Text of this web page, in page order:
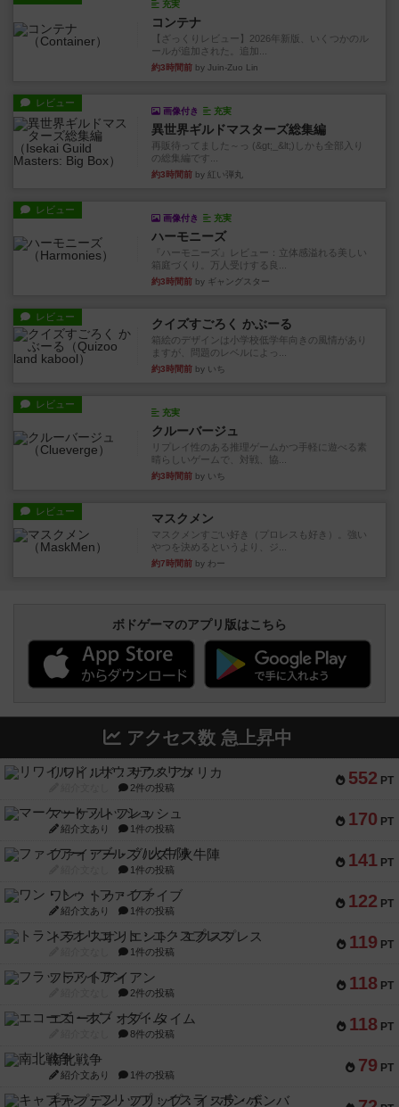
充実
コンテナ
【ざっくりレビュー】2026年新版、いくつかのル
ールが追加された。追加...
約3時間前 by Juin-Zuo Lin
レビュー
画像付き 充実
異世界ギルドマスターズ総集編
再販待ってました～っ (&gt;_&lt;)しかも全部入り
の総集編です...
約3時間前 by 紅い弾丸
レビュー
画像付き 充実
ハーモニーズ
『ハーモニーズ』レビュー：立体感溢れる美しい
箱庭づくり。万人受けする良...
約3時間前 by ギャングスター
レビュー クイズすごろく かぶーる
箱絵のデザインは小学校低学年向きの風情があり
ますが、問題のレベルによっ...
約3時間前 by いち
レビュー
充実
クルーバージュ
リプレイ性のある推理ゲームかつ手軽に遊べる素
晴らしいゲームで、対戦、協...
約3時間前 by いち
レビュー マスクメン
マスクメンすごい好き（プロレスも好き）。強い
やつを決めるというより、ジ...
約7時間前 by わー
ボドゲーマのアプリ版はこちら
アクセス数 急上昇中
552 PT
リワイルド：サウスアメリカ
2件の投稿
170 PT
マーケットフレッシュ
紹介文あり 1件の投稿
141 PT
ファイアー・ブルズ / 火牛陣
1件の投稿
122 PT
ワン・トゥ・ファイブ
紹介文あり 1件の投稿
119 PT
トランスオリエント・エクスプレス
1件の投稿
118 PT
フラットアイアン
2件の投稿
118 PT
エコーズ・オブ・タイム
8件の投稿
79 PT
南北戦争
紹介文あり 1件の投稿
キャプテン・フリップ：イスラ・ボンバ